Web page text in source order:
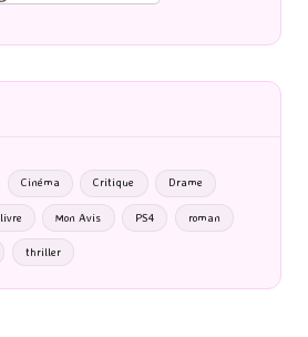
Cinéma Critique Drame
livre Mon Avis PS4 roman
thriller